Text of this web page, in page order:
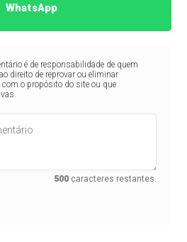
WhatsApp
é de responsabilidade de quem
direito de reprovar ou eliminar
o propósito do site ou que
500 caracteres restantes.